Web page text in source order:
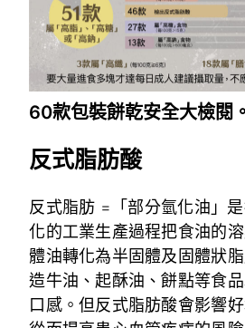
60款包裝餅乾安全大檢閱。
反式脂肪酸
反式脂肪 =「部分氫化油」
化的工業生產過程把食油的
體油轉化為半固體及固體狀
造牛油、起酥油、餅點等食
口感。但反式脂肪酸會影響